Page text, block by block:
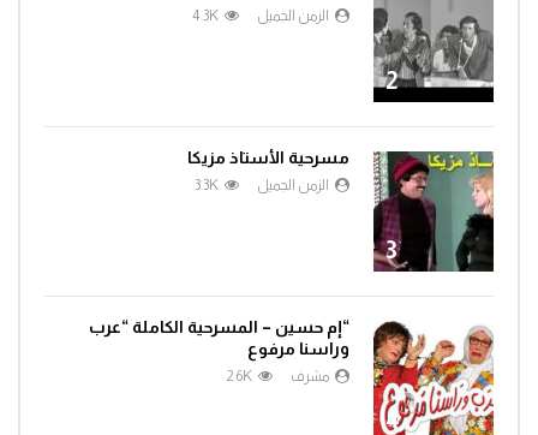
2
الزمن الجميل 4.3K
3
مسرحية الأستاذ مزيكا
الزمن الجميل 3.3K
4
“إم حسين – المسرحية الكاملة “عرب
وراسنا مرفوع
مشرف 2.6K